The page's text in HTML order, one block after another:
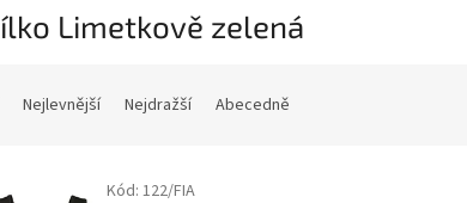
Limetkově zelená
Nejlevnější Nejdražší Abecedně
Kód: 122/FIA